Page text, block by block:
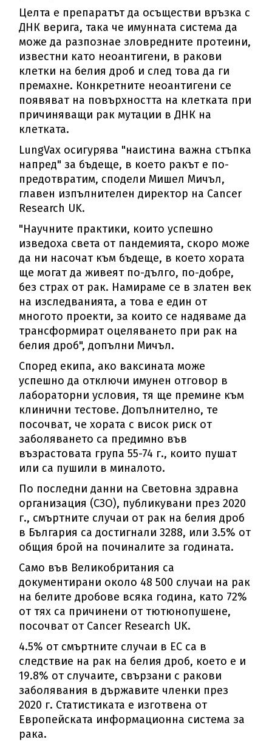
Целта е препаратът да осъществи връзка с
ДНК верига, така че имунната система да
може да разпознае зловредните протеини,
известни като неоантигени, в ракови
клетки на белия дроб и след това да ги
премахне. Конкретните неоантигени се
появяват на повърхността на клетката при
причиняващи рак мутации в ДНК на
клетката.
LungVax осигурява "наистина важна стъпка
напред" за бъдеще, в което ракът е по-
предотвратим, сподели Мишел Мичъл,
главен изпълнителен директор на Cancer
Research UK.
"Научните практики, които успешно
изведоха света от пандемията, скоро може
да ни насочат към бъдеще, в което хората
ще могат да живеят по-дълго, по-добре,
без страх от рак. Намираме се в златен век
на изследванията, а това е един от
многото проекти, за които се надяваме да
трансформират оцеляването при рак на
белия дроб", допълни Мичъл.
Според екипа, ако ваксината може
успешно да отключи имунен отговор в
лабораторни условия, тя ще премине към
клинични тестове. Допълнително, те
посочват, че хората с висок риск от
заболяването са предимно във
възрастовата група 55-74 г., които пушат
или са пушили в миналото.
По последни данни на Световна здравна
организация (СЗО), публикувани през 2020
г., смъртните случаи от рак на белия дроб
в България са достигнали 3288, или 3.5% от
общия брой на починалите за годината.
Само във Великобритания са
документирани около 48 500 случаи на рак
на белите дробове всяка година, като 72%
от тях са причинени от тютюнопушене,
посочват от Cancer Research UK.
4.5% от смъртните случаи в ЕС са в
следствие на рак на белия дроб, което е и
19.8% от случаите, свързани с ракови
заболявания в държавите членки през
2020 г. Статистиката е изготвена от
Европейската информационна система за
рака.